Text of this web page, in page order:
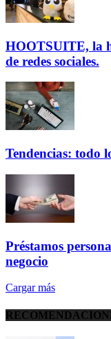
HOOTSUITE, la
de redes sociales.
Tendencias: todo
Préstamos
negocio
Cargar más